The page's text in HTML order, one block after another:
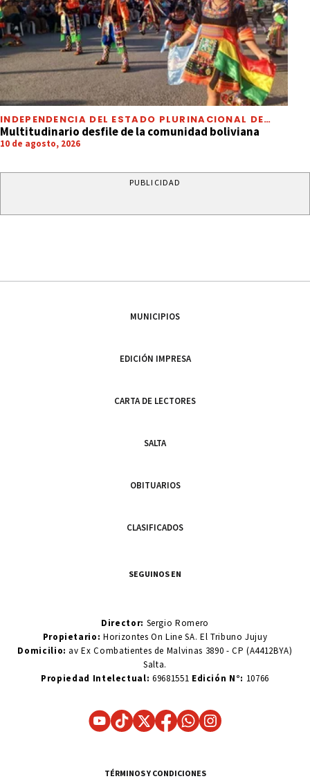
INDEPENDENCIA DEL ESTADO PLURINACIONAL DE
BOLIVIA
Multitudinario desfile de la comunidad boliviana
10 de agosto, 2026
PUBLICIDAD
MUNICIPIOS
EDICIÓN IMPRESA
CARTA DE LECTORES
SALTA
OBITUARIOS
CLASIFICADOS
SEGUINOS EN
Director: Sergio Romero
Propietario:Horizontes On Line SA. El Tribuno Jujuy
Domicilio: av Ex Combatientes de Malvinas 3890 - CP (A4412BYA)
Salta.
Propiedad Intelectual: 69681551 Edición N°: 10766
TÉRMINOS Y CONDICIONES